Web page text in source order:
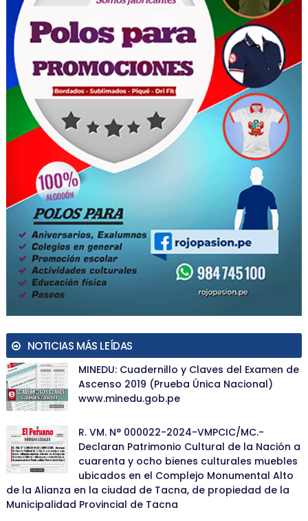
NOTICIAS MÁS LEÍDAS
MINEDU: Cuadernillo y Claves del Examen de
Ascenso 2019 (Prueba Única Nacional)
www.minedu.gob.pe
R. VM. N° 000022-2024-VMPCIC/MC.-
Declaran Patrimonio Cultural de la Nación a
cuarenta y ocho bienes culturales muebles
ubicados en el Complejo Monumental Alto
de la Alianza en la ciudad de Tacna, de propiedad de la
Municipalidad Provincial de Tacna